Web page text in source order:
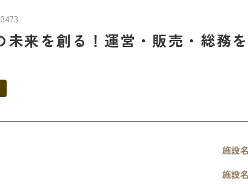
未来を創る！運営・販売・総務
施設
施設名